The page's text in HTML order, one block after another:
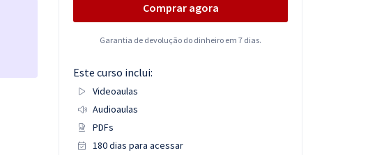
Comprar agora
Garantia de devolução do dinheiro em 7 dias.
Este curso inclui:
Videoaulas
Audioaulas
PDFs
180 dias para acessar